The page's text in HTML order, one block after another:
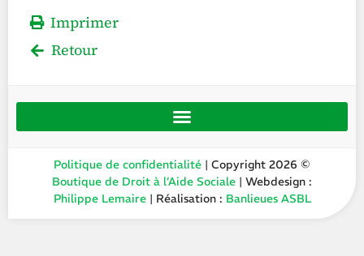
Imprimer
Retour
Politique de confidentialité | Copyright 2026 ©
Boutique de Droit à l’Aide Sociale | Webdesign :
Philippe Lemaire| Réalisation : Banlieues ASBL